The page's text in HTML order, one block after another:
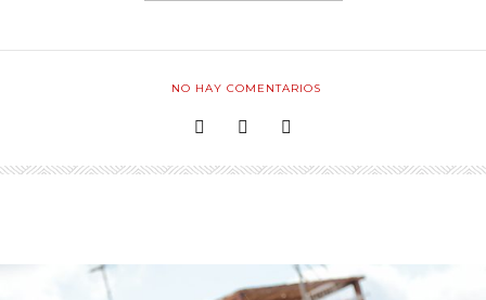
NO HAY COMENTARIOS